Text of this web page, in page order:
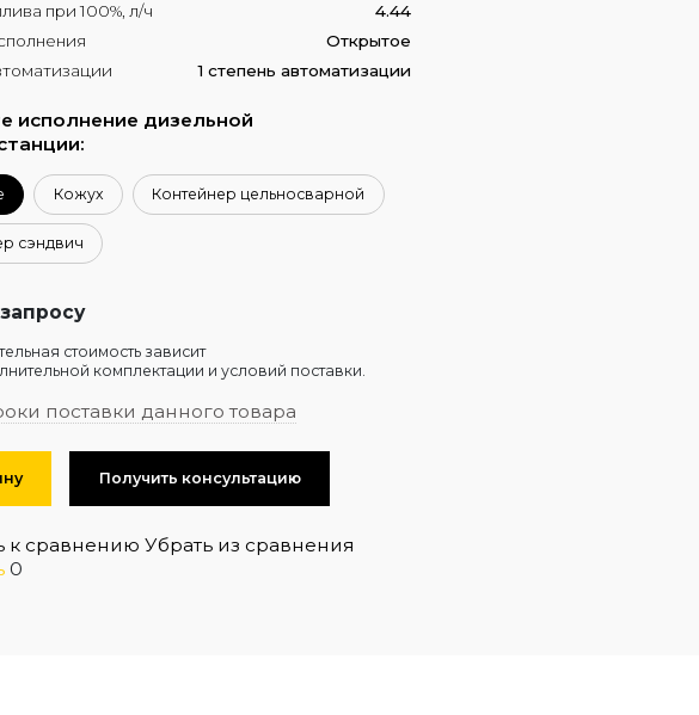
при 100%, л/ч
4.44
Открытое
1 степень автоматизации
исполнение дизельной
Кожух Контейнер цельносварной
сэндвич
стоимость зависит
комплектации и условий поставки.
поставки данного товара
Получить консультацию
к сравнению Убрать из сравнения
0